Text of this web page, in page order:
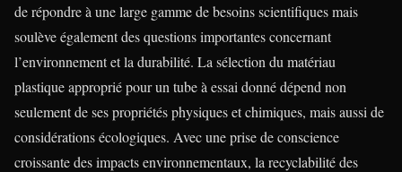
de répondre à une large gamme de besoins scientifiques mais
soulève également des questions importantes concernant
l’environnement et la durabilité. La sélection du matériau
plastique approprié pour un tube à essai donné dépend non
seulement de ses propriétés physiques et chimiques, mais aussi de
considérations écologiques. Avec une prise de conscience
croissante des impacts environnementaux, la recyclabilité des